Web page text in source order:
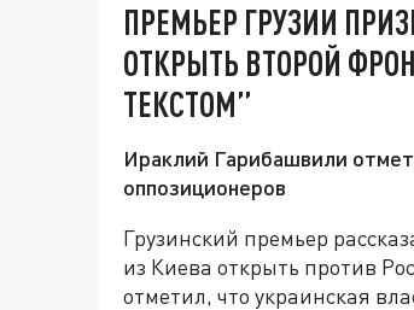
ПРЕМЬЕР ГРУЗИИ
ОТКРЫТЬ ВТОРОЙ
ТЕКСТОМ”
Ираклий Гарибашвили
оппозиционеров
Грузинский премьер
из Киева открыть против
отметил, что украинская